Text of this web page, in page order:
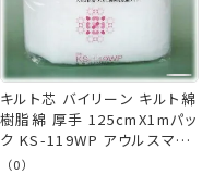
キルト芯 バイリーン キルト綿
樹脂綿 厚手 125cmX1mパッ
ク KS-119WP アウルスママ
vln 手芸の山久
（0）